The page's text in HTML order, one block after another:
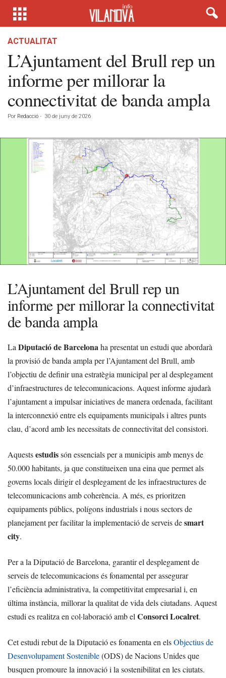
ACTUALITAT
L’Ajuntament del Brull rep un
informe per millorar la
connectivitat de banda ampla
Por Redacció - 30 de juny de 2026
L’Ajuntament del Brull rep un
informe per millorar la connectivitat
de banda ampla
La Diputació de Barcelonaha presentat un estudi que abordarà
la provisió de banda ampla per l’Ajuntament del Brull, amb
l’objectiu de definir una estratègia municipal per al desplegament
d’infraestructures de telecomunicacions. Aquest informe ajudarà
l’ajuntament a impulsar iniciatives de manera ordenada, facilitant
la interconnexió entre els equipaments municipals i altres punts
clau, d’acord amb les necessitats de connectivitat del consistori.
Aquestsestudissón essencials per a municipis amb menys de
50.000 habitants, ja que constitueixen una eina que permet als
governs locals dirigir el desplegament de les infraestructures de
telecomunicacions amb coherència. A més, es prioritzen
equipaments públics, polígons industrials i nous sectors de
planejament per facilitar la implementació de serveis desmart
city.
Per a la Diputació de Barcelona, garantir el desplegament de
serveis de telecomunicacions és fonamental per assegurar
l’eficiència administrativa, la competitivitat empresarial i, en
última instància, millorar la qualitat de vida dels ciutadans. Aquest
estudi es realitza en col·laboració amb el Consorci Localret.
Cet estudi rebut de la Diputació es fonamenta en elsObjectius de
Desenvolupament Sostenible(ODS) de Nacions Unides que
busquen promoure la innovació i la sostenibilitat en les ciutats.